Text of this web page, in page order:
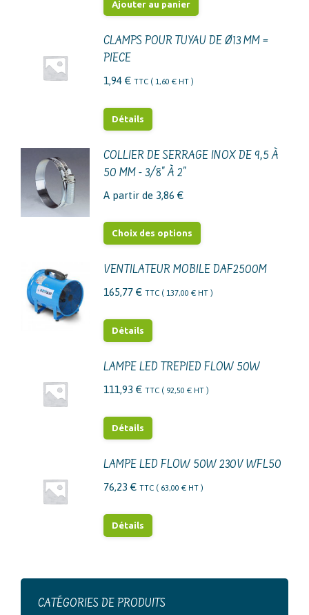
Ajouter au panier
CLAMPS POUR TUYAU DE Ø13 MM =
PIECE
1,94 € TTC ( 1,60 € HT )
Détails
COLLIER DE SERRAGE INOX DE 9,5 À
50 MM - 3/8" À 2"
A partir de 3,86 €
Choix des options
a
plusieurs
peuvent
choisies
produit
VENTILATEUR MOBILE DAF2500M
165,77 € TTC ( 137,00 € HT )
Détails
LAMPE LED TREPIED FLOW 50W
111,93 € TTC ( 92,50 € HT )
Détails
LAMPE LED FLOW 50W 230V WFL50
76,23 € TTC ( 63,00 € HT )
Détails
CATÉGORIES DE PRODUITS